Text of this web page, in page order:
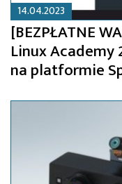
14.04.2023
[BEZPŁATNE
Linux Academy
na platformie